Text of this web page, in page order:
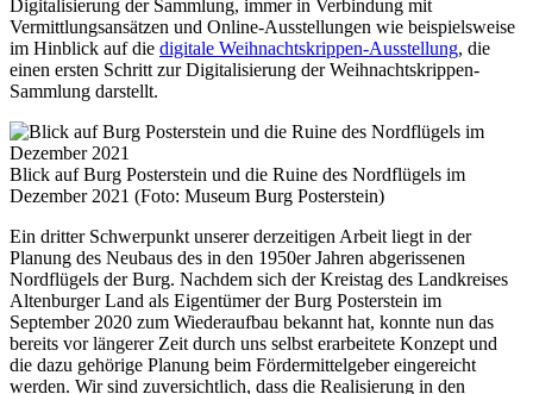
Digitalisierung der Sammlung, immer in Verbindung mit
Vermittlungsansätzen und Online-Ausstellungen wie beispielsweise
im Hinblick auf die digitale Weihnachtskrippen-Ausstellung, die
einen ersten Schritt zur Digitalisierung der Weihnachtskrippen-
Sammlung darstellt.
Blick auf Burg Posterstein und die Ruine des Nordflügels im
Dezember 2021 (Foto: Museum Burg Posterstein)
Ein dritter Schwerpunkt unserer derzeitigen Arbeit liegt in der
Planung des Neubaus des in den 1950er Jahren abgerissenen
Nordflügels der Burg. Nachdem sich der Kreistag des Landkreises
Altenburger Land als Eigentümer der Burg Posterstein im
September 2020 zum Wiederaufbau bekannt hat, konnte nun das
bereits vor längerer Zeit durch uns selbst erarbeitete Konzept und
die dazu gehörige Planung beim Fördermittelgeber eingereicht
werden. Wir sind zuversichtlich, dass die Realisierung in den